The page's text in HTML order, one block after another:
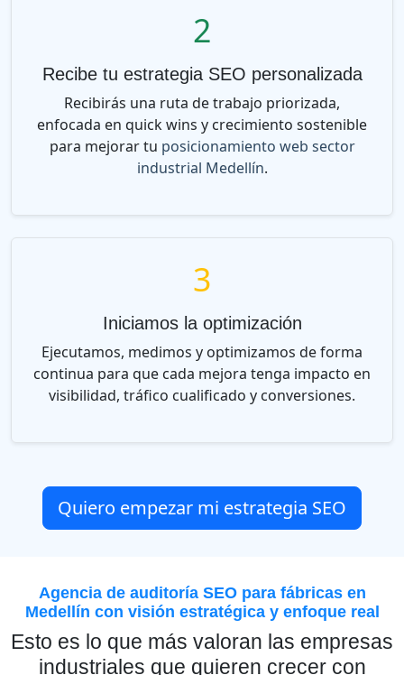
2
Recibe tu estrategia SEO personalizada
Recibirás una ruta de trabajo priorizada,
enfocada en quick wins y crecimiento sostenible
para mejorar tu posicionamiento web sector
industrial Medellín.
3
Iniciamos la optimización
Ejecutamos, medimos y optimizamos de forma
continua para que cada mejora tenga impacto en
visibilidad, tráfico cualificado y conversiones.
Quiero empezar mi estrategia SEO
Agencia de auditoría SEO para fábricas en
Medellín con visión estratégica y enfoque real
Esto es lo que más valoran las empresas
industriales que quieren crecer con